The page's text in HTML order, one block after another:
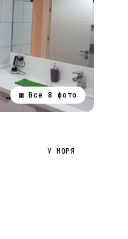
▦ Все 8 фото
У МОРЯ